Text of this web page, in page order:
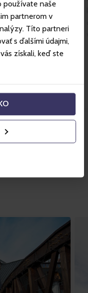
používate naše
partnerom v
Títo partneri
s ďalšími údajmi,
získali, keď ste
360°
való
a
kilátások is
birka.